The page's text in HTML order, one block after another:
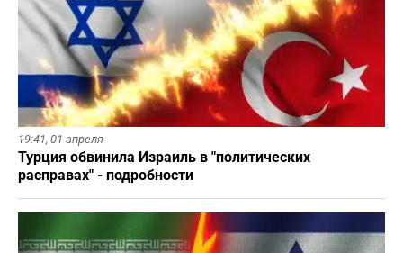
19:41, 01 апреля
Турция обвинила Израиль в "политических
расправах" - подробности